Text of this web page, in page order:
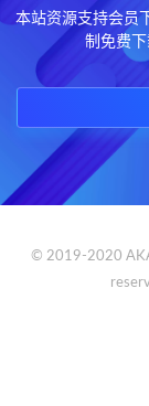
本站资源支持会员
制免费
© 2019-2020